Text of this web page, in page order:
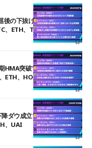
の下抜けで0.95ドルを試
、ETH、TAKE
HMA突破で雲下端を目指す
ETH、HOME
ダウ成立で下値追う展開
、UAI